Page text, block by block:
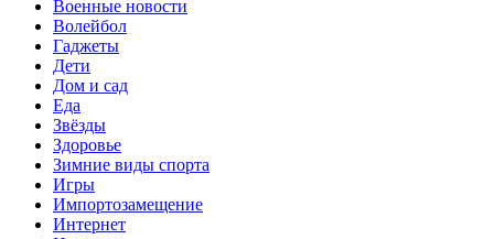
Военные новости
Волейбол
Гаджеты
Дети
Дом и сад
Еда
Звёзды
Здоровье
Зимние виды спорта
Игры
Импортозамещение
Интернет